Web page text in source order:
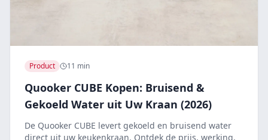
Product 11 min
Quooker CUBE Kopen: Bruisend &
Gekoeld Water uit Uw Kraan (2026)
De Quooker CUBE levert gekoeld en bruisend water
direct uit uw keukenkraan. Ontdek de prijs, werking,